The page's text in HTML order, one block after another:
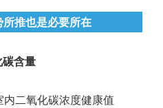
推也是必要所在
含量
二氧化碳浓度健康值